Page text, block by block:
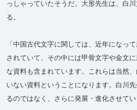
っしゃっていたそうだ。大形先生は、白
る。
「中国古代文字に関しては、近年になっ
されていて、その中には甲骨文字や金文
な資料も含まれています。これらは当然
いない資料ということになります。白川
るのではなく、さらに発展・進化させて